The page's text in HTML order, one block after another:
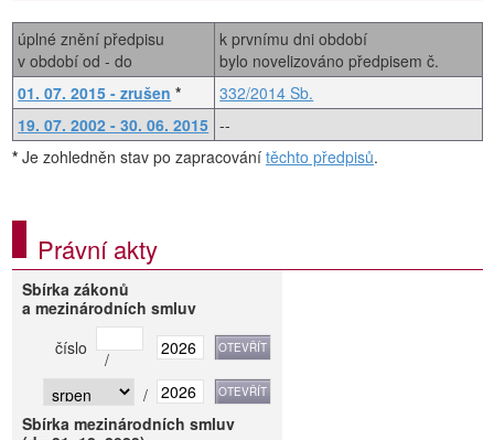
úplné znění předpisu
v období od - do
k prvnímu dni období
bylo novelizováno předpisem č.
01. 07. 2015 - zrušen *
332/2014 Sb.
19. 07. 2002 - 30. 06. 2015 --
* Je zohledněn stav po zapracování těchto předpisů.
Právní akty
Sbírka zákonů
a mezinárodních smluv
číslo
/
/
Sbírka mezinárodních smluv